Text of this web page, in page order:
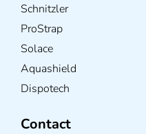
Schnitzler
ProStrap
Solace
Aquashield
Dispotech
Contact